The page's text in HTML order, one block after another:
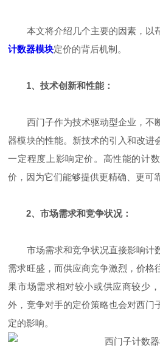
本文将介绍几个主要的因素，以
计数器模块定价的背后机制。
1、技术创新和性能：
西门子作为技术驱动型企业，不
器模块的性能。新技术的引入和改进
一定程度上影响定价。高性能的计
价，因为它们能够提供更精确、更可
2、市场需求和竞争状况：
市场需求和竞争状况直接影响计
需求旺盛，而供应商竞争激烈，价格
果市场需求相对较小或供应商较少
外，竞争对手的定价策略也会对西门
定的影响。